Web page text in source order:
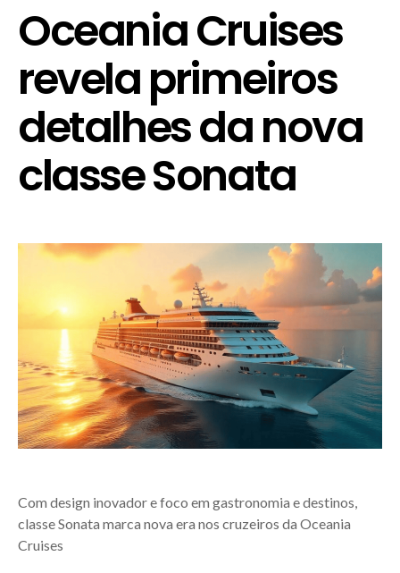
Oceania Cruises
revela primeiros
detalhes da nova
classe Sonata
Com design inovador e foco em gastronomia e destinos,
classe Sonata marca nova era nos cruzeiros da Oceania
Cruises